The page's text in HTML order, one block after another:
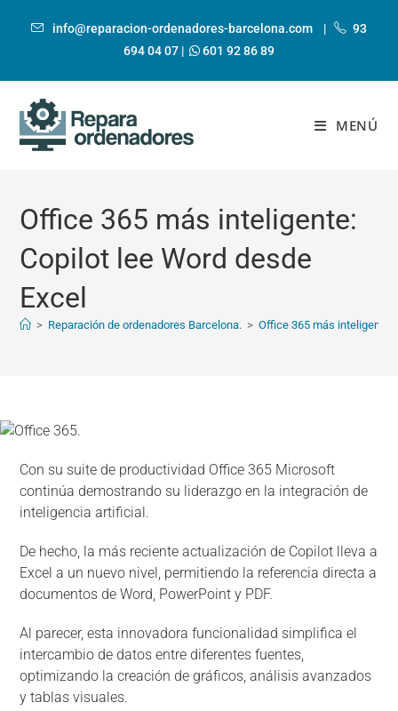
info@reparacion-ordenadores-barcelona.com |
93
694 04 07 | 601 92 86 89
MENÚ
Office 365 más inteligente:
Copilot lee Word desde
Excel
> Reparación de ordenadores Barcelona. > Office 365 más inteligente:
Con su suite de productividad Office 365 Microsoft
continúa demostrando su liderazgo en la integración de
inteligencia artificial.
De hecho, la más reciente actualización de Copilot lleva a
Excel a un nuevo nivel, permitiendo la referencia directa a
documentos de Word, PowerPoint y PDF.
Al parecer, esta innovadora funcionalidad simplifica el
intercambio de datos entre diferentes fuentes,
optimizando la creación de gráficos, análisis avanzados
y tablas visuales.